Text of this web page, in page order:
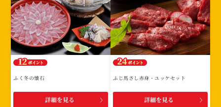
ふく冬の懐石
詳細を見る
ふじ馬さし赤身・ユッケセット
詳細を見る